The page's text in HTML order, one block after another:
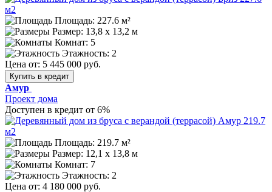
Площадь: 227.6 м²
Размер: 13,8 х 13,2 м
Комнат: 5
Этажность: 2
Цена от: 5 445 000 руб.
Купить в кредит
Амур
Проект дома
Доступен в кредит от 6%
Площадь: 219.7 м²
Размер: 12,1 х 13,8 м
Комнат: 7
Этажность: 2
Цена от: 4 180 000 руб.